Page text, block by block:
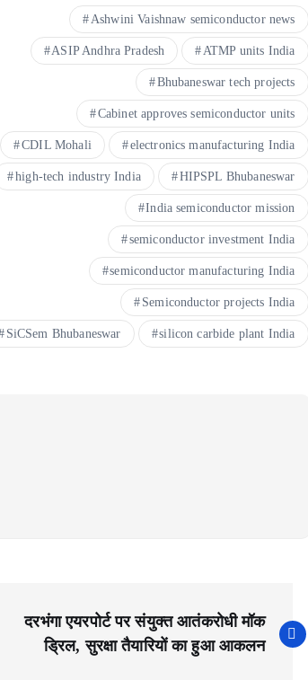
Ashwini Vaishnaw semiconductor news
ASIP Andhra Pradesh ATMP units India
Bhubaneswar tech projects
Cabinet approves semiconductor units
CDIL Mohali electronics manufacturing India
high-tech industry India HIPSPL Bhubaneswar
India semiconductor mission
semiconductor investment India
semiconductor manufacturing India
Semiconductor projects India
SiCSem Bhubaneswar silicon carbide plant India
दरभंगा एयरपोर्ट पर संयुक्त आतंकरोधी मॉक
ड्रिल, सुरक्षा तैयारियों का हुआ आकलन